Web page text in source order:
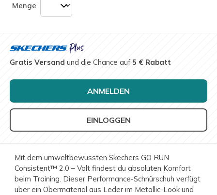
Menge
Gratis Versand und die Chance auf5 € Rabatt
ANMELDEN
EINLOGGEN
Mit dem umweltbewussten Skechers GO RUN
Consistent™ 2.0 – Volt findest du absoluten Komfort
beim Training. Dieser Performance-Schnürschuh verfügt
über ein Obermaterial aus Leder im Metallic-Look und